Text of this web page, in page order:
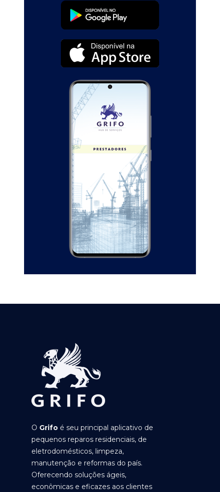
O Grifo é seu principal aplicativo de
pequenos reparos residenciais, de
eletrodomésticos, limpeza,
manutenção e reformas do país.
Oferecendo soluções ágeis,
econômicas e eficazes aos clientes